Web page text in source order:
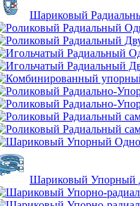
Шариковый
Шариковый Упорный